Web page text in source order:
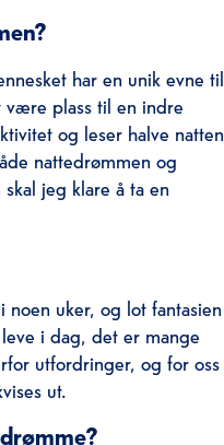
har en unik evne til
være plass til en indre
og leser halve natten
nattedrømmen og
jeg klare å ta en
uker, og lot fantasien
i dag, det er mange
utfordringer, og for oss
ut.